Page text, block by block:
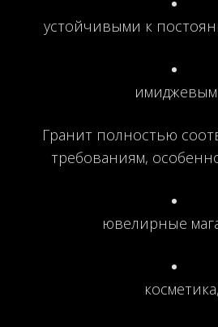
устойчивыми к
Гранит полностью
требованиям,
ювелирные
косметика,